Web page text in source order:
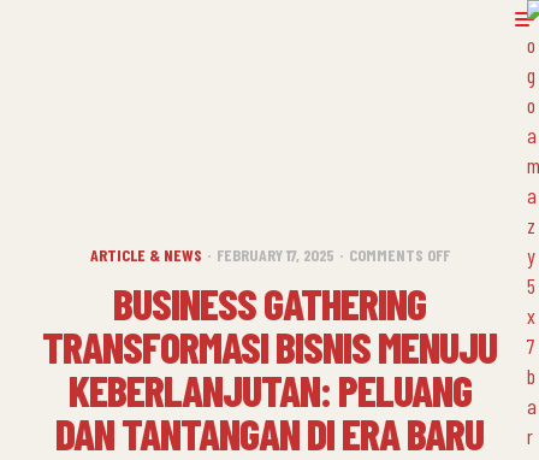
ARTICLE & NEWS FEBRUARY 17, 2025 COMMENTS OFF
BUSINESS GATHERING
TRANSFORMASI BISNIS MENUJU
KEBERLANJUTAN: PELUANG
DAN TANTANGAN DI ERA BARU